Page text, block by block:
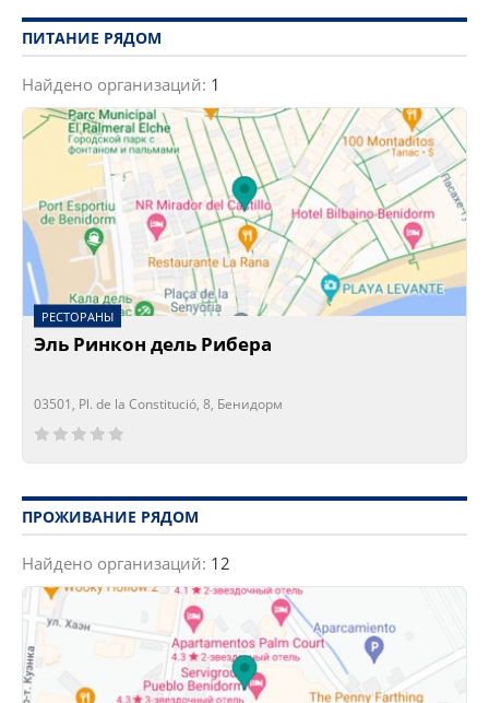
ПИТАНИЕ РЯДОМ
Найдено организаций: 1
РЕСТОРАНЫ
Эль Ринкон дель Рибера
03501, Pl. de la Constitució, 8, Бенидорм
Сейчас открыто!
Сейчас закрыто!
ПРОЖИВАНИЕ РЯДОМ
Найдено организаций: 12